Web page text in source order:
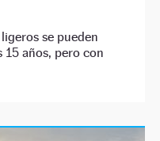
se pueden
15 años, pero con